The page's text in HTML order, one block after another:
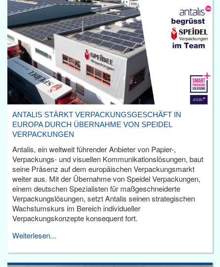
ANTALIS STÄRKT VERPACKUNGSGESCHÄFT IN
EUROPA DURCH ÜBERNAHME VON SPEIDEL
VERPACKUNGEN
Antalis, ein weltweit führender Anbieter von Papier-,
Verpackungs- und visuellen Kommunikationslösungen, baut
seine Präsenz auf dem europäischen Verpackungsmarkt
weiter aus. Mit der Übernahme von Speidel Verpackungen,
einem deutschen Spezialisten für maßgeschneiderte
Verpackungslösungen, setzt Antalis seinen strategischen
Wachstumskurs im Bereich individueller
Verpackungskonzepte konsequent fort.
Weiterlesen...